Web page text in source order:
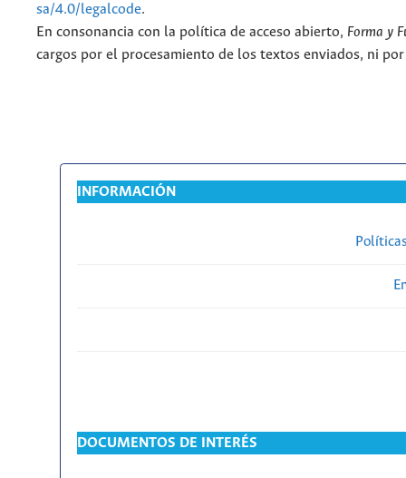
sa/4.0/legalcode.
En consonancia con la política de acceso abierto, Forma y
cargos por el procesamiento de los textos enviados, ni
INFORMACIÓN
DOCUMENTOS DE INTERÉS